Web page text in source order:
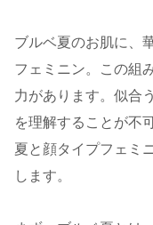
ブルベ夏のお肌に、
フェミニン。この組
力があります。似合
を理解することが不
夏と顔タイプフェミ
します。